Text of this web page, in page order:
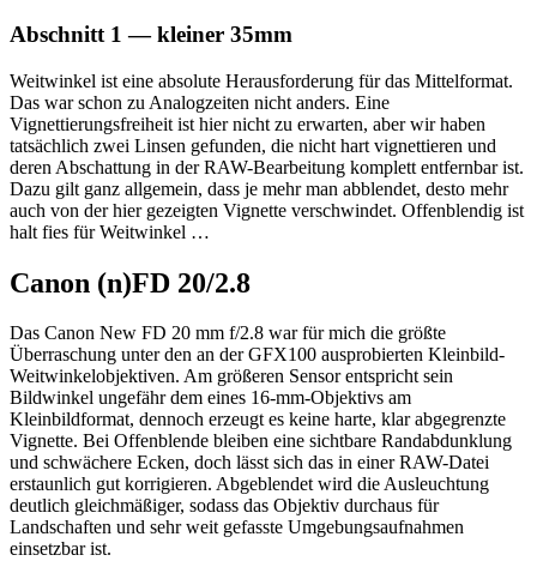
Abschnitt 1 — kleiner 35mm
Weitwinkel ist eine absolute Herausforderung für das Mittelformat.
Das war schon zu Analogzeiten nicht anders. Eine
Vignettierungsfreiheit ist hier nicht zu erwarten, aber wir haben
tatsächlich zwei Linsen gefunden, die nicht hart vignettieren und
deren Abschattung in der RAW-Bearbeitung komplett entfernbar ist.
Dazu gilt ganz allgemein, dass je mehr man abblendet, desto mehr
auch von der hier gezeigten Vignette verschwindet. Offenblendig ist
halt fies für Weitwinkel …
Canon (n)FD 20/2.8
Das Canon New FD 20 mm f/2.8 war für mich die größte
Überraschung unter den an der GFX100 ausprobierten Kleinbild-
Weitwinkelobjektiven. Am größeren Sensor entspricht sein
Bildwinkel ungefähr dem eines 16-mm-Objektivs am
Kleinbildformat, dennoch erzeugt es keine harte, klar abgegrenzte
Vignette. Bei Offenblende bleiben eine sichtbare Randabdunklung
und schwächere Ecken, doch lässt sich das in einer RAW-Datei
erstaunlich gut korrigieren. Abgeblendet wird die Ausleuchtung
deutlich gleichmäßiger, sodass das Objektiv durchaus für
Landschaften und sehr weit gefasste Umgebungsaufnahmen
einsetzbar ist.